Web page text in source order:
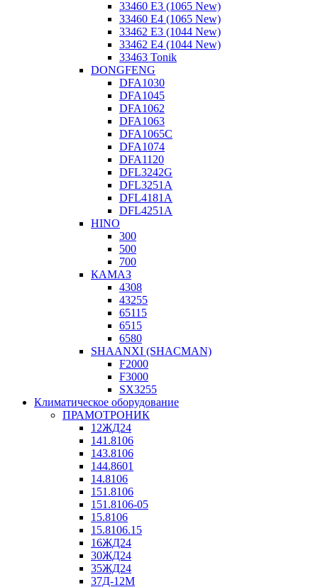
33460 E3 (1065 New)
33460 E4 (1065 New)
33462 E3 (1044 New)
33462 E4 (1044 New)
33463 Tonik
DONGFENG
DFA1030
DFA1045
DFA1062
DFA1063
DFA1065C
DFA1074
DFA1120
DFL3242G
DFL3251A
DFL4181A
DFL4251A
HINO
300
500
700
КАМАЗ
4308
43255
65115
6515
6580
SHAANXI (SHACMAN)
F2000
F3000
SX3255
Климатическое оборудование
ПРАМОТРОНИК
12ЖД24
141.8106
143.8106
144.8601
14.8106
151.8106
151.8106-05
15.8106
15.8106.15
16ЖД24
30ЖД24
35ЖД24
37Д-12М